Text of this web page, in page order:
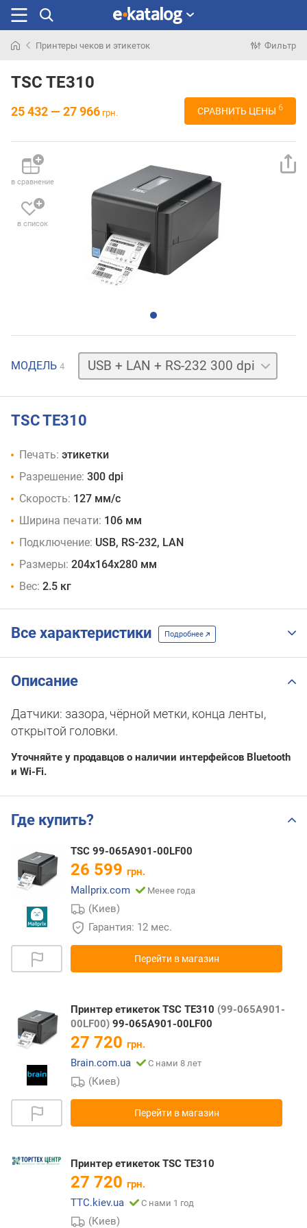
раньше
Принтеры чеков и этикеток Фильтр
TSC TE310
25 432 — 27 966 грн. СРАВНИТЬ ЦЕНЫ 6
в сравнение
в список
МОДЕЛЬ 4
USB
203 dpi
USB
+
RS-
203 dpi
TSC TE310
Печать: этикетки
Разрешение: 300 dpi
Скорость: 127 мм/с
Ширина печати: 106 мм
Подключение: USB, RS-232, LAN
Размеры: 204x164x280 мм
Вес: 2.5 кг
Все характеристики Подробнее
Описание
Датчики: зазора, чёрной метки, конца ленты,
открытой головки.
Уточняйте у продавцов о наличии интерфейсов Bluetooth
и Wi-Fi.
Где купить?
TSC 99-065A901-00LF00
26 599 грн.
Mallprix.com
Менее года
(Киев)
Гарантия: 12 мес.
Перейти в магазин
Принтер етикеток TSC TE310 (99-065A901-
00LF00) 99-065A901-00LF00
27 720 грн.
Brain.com.ua
С нами 8 лет
(Киев)
Перейти в магазин
Принтер етикеток TSC TE310
27 720 грн.
TTC.kiev.ua
С нами 1 год
(Киев)